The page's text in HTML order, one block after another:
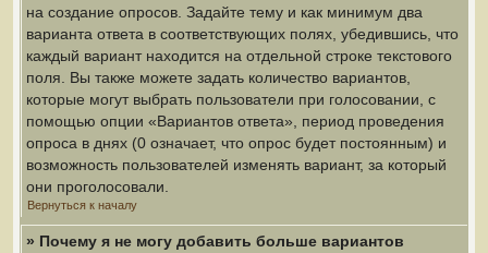
на создание опросов. Задайте тему и как минимум два
варианта ответа в соответствующих полях, убедившись, что
каждый вариант находится на отдельной строке текстового
поля. Вы также можете задать количество вариантов,
которые могут выбрать пользователи при голосовании, с
помощью опции «Вариантов ответа», период проведения
опроса в днях (0 означает, что опрос будет постоянным) и
возможность пользователей изменять вариант, за который
они проголосовали.
Вернуться к началу
» Почему я не могу добавить больше вариантов